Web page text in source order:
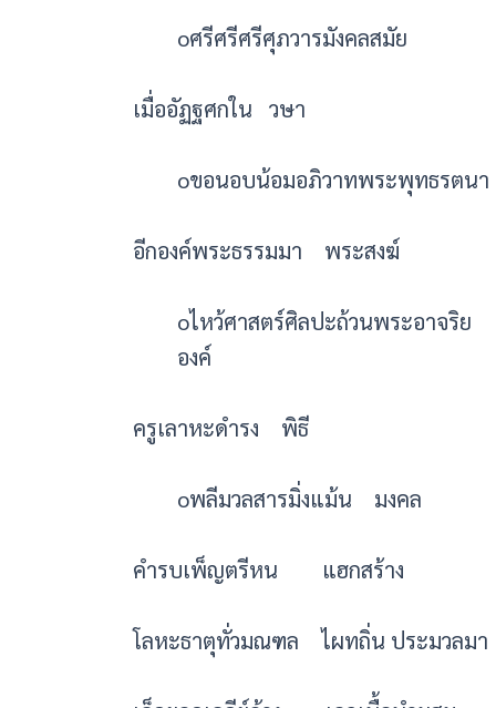
oศรีศรีศรีศุภวารมังคลสมัย
เมื่ออัฏฐศกใน วษา
oขอนอบน้อมอภิวาทพระพุทธรตนา
อีกองค์พระธรรมมา พระสงฆ์
oไหว้ศาสตร์ศิลปะถ้วนพระอาจริย
องค์
ครูเลาหะดำรง พิธี
oพลีมวลสารมิ่งแม้น มงคล
คำรบเพ็ญตรีหน แฮกสร้าง
โลหะธาตุทั่วมณฑล ไผทถิ่น ประมวลมา